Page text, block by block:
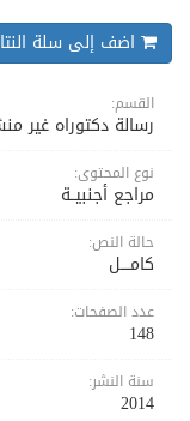
اضف إلى سلة
القسم:
رسالة دكتوراه غير
نوع المحتوى:
مراجع أجنبيــة
حالة النص:
كامــــل
عدد الصفحات:
148
سنة النشر:
2014